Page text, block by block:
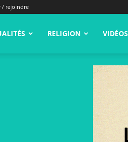
/ rejoindre
RELIGION VIDÉOS